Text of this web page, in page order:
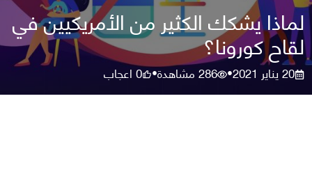
لماذا يشكك الكثير من الأمريكيين في
لقاح كورونا؟
20 يناير 2021 •
286مشاهدة•
0اعجاب